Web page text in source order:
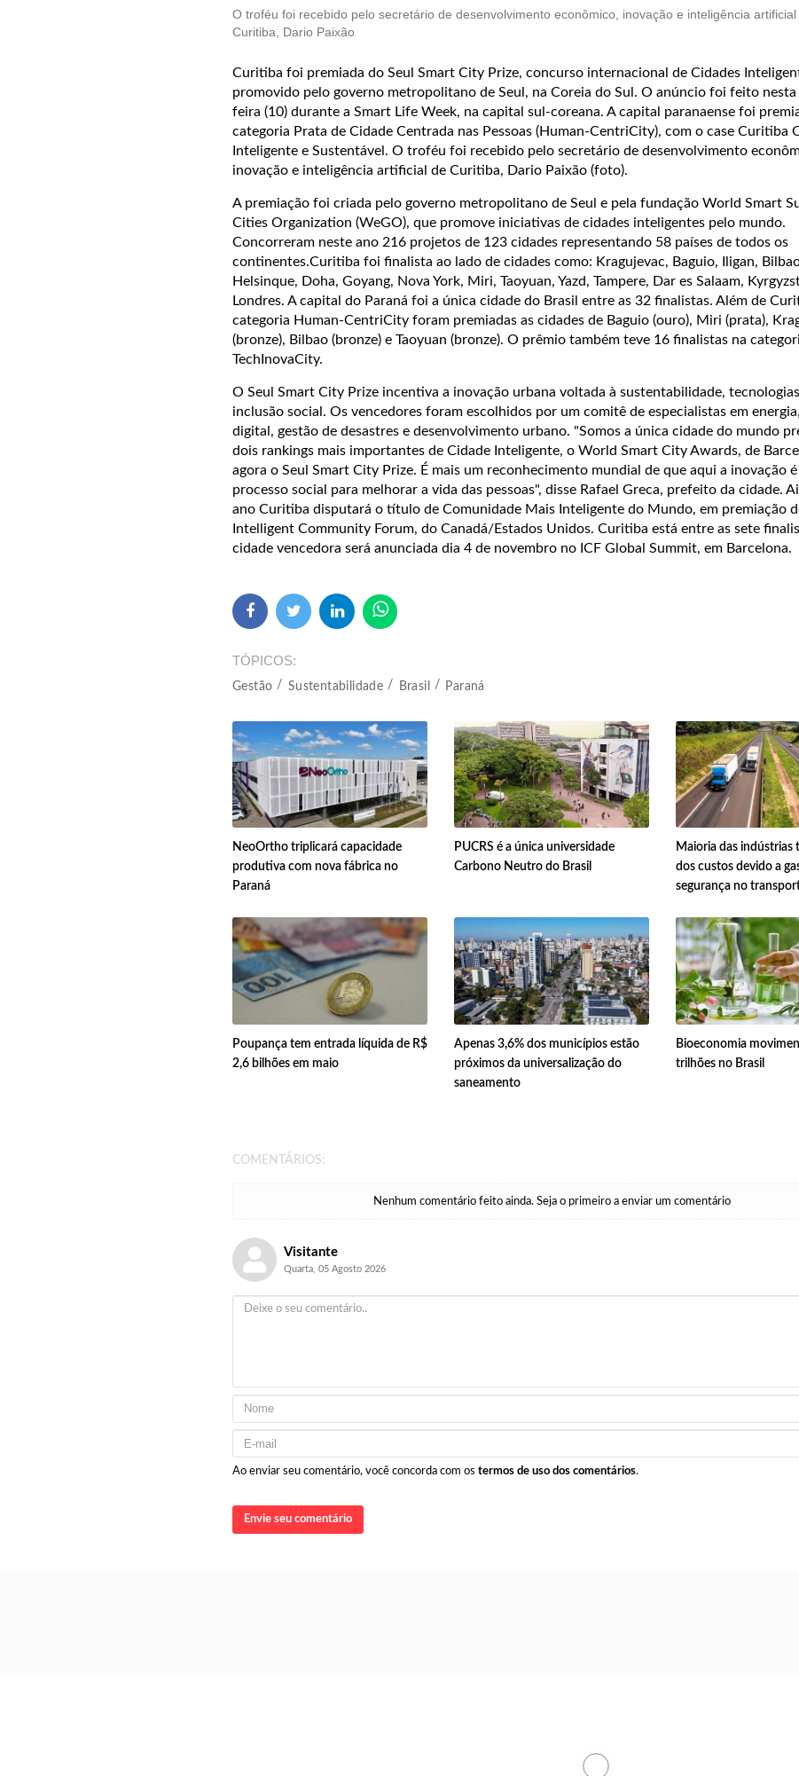
O troféu foi recebido pelo secretário de desenvolvimento econômico, inovação e inteligência artificial
Curitiba, Dario Paixão
Curitiba foi premiada do Seul Smart City Prize, concurso internacional de Cidades
promovido pelo governo metropolitano de Seul, na Coreia do Sul. O anúncio foi feito
feira (10) durante a Smart Life Week, na capital sul-coreana. A capital paranaense foi
categoria Prata de Cidade Centrada nas Pessoas (Human-CentriCity), com o case Curitiba
Inteligente e Sustentável. O troféu foi recebido pelo secretário de desenvolvimento
inovação e inteligência artificial de Curitiba, Dario Paixão (foto).
A premiação foi criada pelo governo metropolitano de Seul e pela fundação World Smart
Cities Organization (WeGO), que promove iniciativas de cidades inteligentes pelo mundo.
Concorreram neste ano 216 projetos de 123 cidades representando 58 países de todos os
continentes.Curitiba foi finalista ao lado de cidades como: Kragujevac, Baguio, Iligan,
Helsinque, Doha, Goyang, Nova York, Miri, Taoyuan, Yazd, Tampere, Dar es Salaam,
Londres. A capital do Paraná foi a única cidade do Brasil entre as 32 finalistas. Além de
categoria Human-CentriCity foram premiadas as cidades de Baguio (ouro), Miri (prata),
(bronze), Bilbao (bronze) e Taoyuan (bronze). O prêmio também teve 16 finalistas na
TechInovaCity.
O Seul Smart City Prize incentiva a inovação urbana voltada à sustentabilidade,
inclusão social. Os vencedores foram escolhidos por um comitê de especialistas em
digital, gestão de desastres e desenvolvimento urbano. "Somos a única cidade do mundo
dois rankings mais importantes de Cidade Inteligente, o World Smart City Awards, de
agora o Seul Smart City Prize. É mais um reconhecimento mundial de que aqui a inovação
processo social para melhorar a vida das pessoas", disse Rafael Greca, prefeito da cidade.
ano Curitiba disputará o título de Comunidade Mais Inteligente do Mundo, em premiação
Intelligent Community Forum, do Canadá/Estados Unidos. Curitiba está entre as sete
cidade vencedora será anunciada dia 4 de novembro no ICF Global Summit, em Barcelona.
TÓPICOS
Gestão Sustentabilidade Brasil Paraná
NeoOrtho triplicará capacidade
produtiva com nova fábrica no
Paraná
PUCRS é a única universidade
Carbono Neutro do Brasil
Maioria das indústrias
dos custos devido a
segurança no
Poupança tem entrada líquida de R$
2,6 bilhões em maio
Apenas 3,6% dos municípios estão
próximos da universalização do
saneamento
Bioeconomia
trilhões no Brasil
COMENTÁRIOS:
Nenhum comentário feito ainda. Seja o primeiro a enviar um comentário
Visitante
Quarta, 05 Agosto 2026
Ao enviar seu comentário, você concorda com os termos de uso dos comentários.
Envie seu comentário